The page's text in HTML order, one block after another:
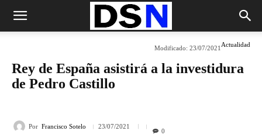
Actualidad
Modificado: 23/07/2021
Rey de España asistirá a la investidura
de Pedro Castillo
Por Francisco Sotelo 23/07/2021
0